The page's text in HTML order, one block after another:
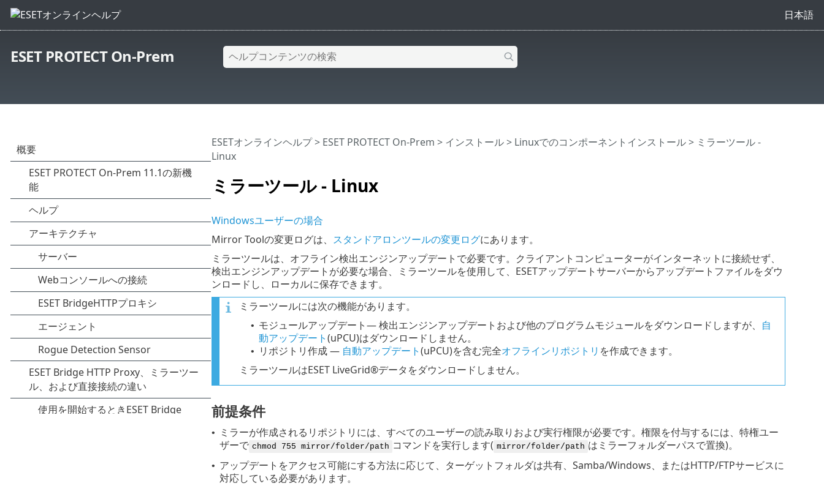
日本語
ESET PROTECT On-Prem
ミラーツール - Linux
ESETオンラインヘルプ> ESET PROTECT On-Prem > インストール> Linuxでのコンポーネントインストール> ミラーツール -
Linux
Windowsユーザーの場合
Mirror Toolの変更ログは、 スタンドアロンツールの変更ログにあります。
ミラーツールは、オフライン検出エンジンアップデートで必要です。クライアントコンピューターがインターネットに接続せず、
検出エンジンアップデートが必要な場合、ミラーツールを使用して、ESETアップデートサーバーからアップデートファイルをダウ
ンロードし、ローカルに保存できます。
ミラーツールには次の機能があります。
• モジュールアップデート— 検出エンジンアップデートおよび他のプログラムモジュールをダウンロードしますが、
自
動アップデート(uPCU)はダウンロードしません。
• リポジトリ作成 — 自動アップデート(uPCU)を含む完全オフラインリポジトリ を作成できます。
ミラーツールはESET LiveGrid®データをダウンロードしません。
前提条件
•
ミラーが作成されるリポジトリには、すべてのユーザーの読み取りおよび実行権限が必要です。権限を付与するには、特権ユー
ザーで chmod 755 mirror/folder/path コマンドを実行します( mirror/folder/path はミラーフォルダーパスで置換)。
• アップデートをアクセス可能にする方法に応じて、ターゲットフォルダは共有、Samba/Windows、またはHTTP/FTPサービスに
対応している必要があります。